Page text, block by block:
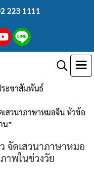
223 1111
ะชาสัมพันธ์
สวนาภาษาหมอจีน หัวข้อ
น”
จัดเสวนาภาษาหมอ
าพในช่วงวัย